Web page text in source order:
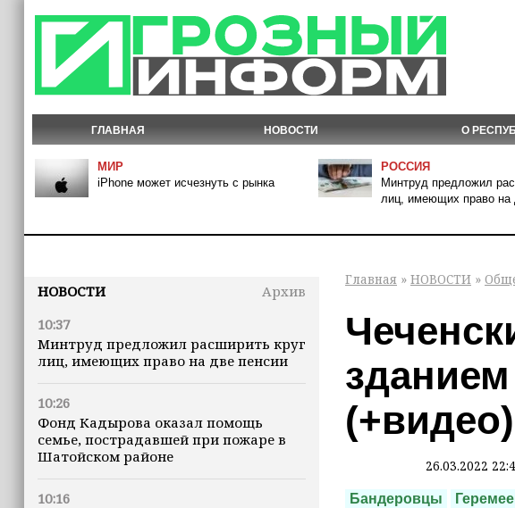
ГЛАВНАЯ НОВОСТИ О
МИР
iPhone может исчезнуть с рынка
РОССИЯ
Минтруд предложил
лиц, имеющих право на
НОВОСТИ
Архив
10:37
Минтруд предложил расширить круг
лиц, имеющих право на две пенсии
10:26
Фонд Кадырова оказал помощь
семье, пострадавшей при пожаре в
Шатойском районе
10:16
Главная » НОВОСТИ »
(+видео)
26.03.2022
Бандеровцы